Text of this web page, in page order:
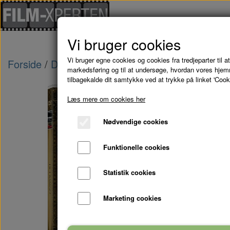
Forside Danske Film ER I BANGE - DVD
Vi bruger cookies
Vi bruger egne cookies og cookies fra tredjeparter til
markedsføring og til at undersøge, hvordan vores
tilbagekalde dit samtykke ved at trykke på linket
Læs mere om cookies her
Nødvendige cookies
Funktionelle cookies
Statistik cookies
Marketing cookies